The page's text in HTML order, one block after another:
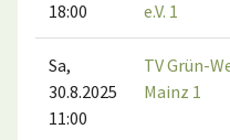
18:00
e.V. 1
Sa,
30.8.2025
11:00
TV Grün-
Mainz 1